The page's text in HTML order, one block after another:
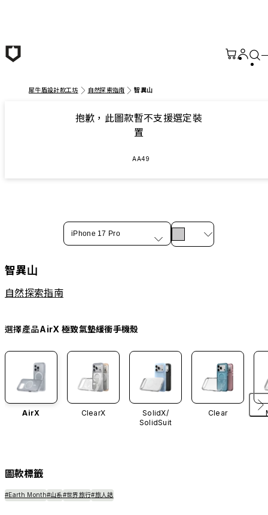
犀牛盾設計款工坊 自然探索指南 智異⼭
抱歉，此圖款暫不支援選定裝
置
AA49
iPhone 17 Pro
智異⼭
自然探索指南
選擇產品AirX 極致氣墊緩衝手機殼
AirX ClearX
SolidX/
SolidSuit
Clear
圖款標籤
#Earth Month#山系#世界旅行#旅人誌